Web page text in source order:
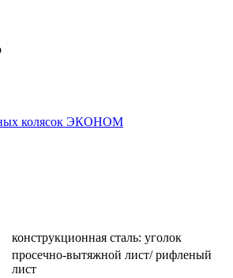
колясок ЭКОНОМ
конструкционная сталь: уголок
просечно-вытяжной лист/ рифленый
лист